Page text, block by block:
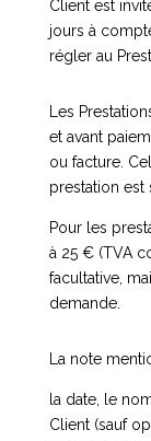
Client est
jours à
régler au
Les
et avant
ou facture.
prestation est
Pour les
à 25 € (TVA
facultative,
demande.
La note
la date, le
Client (sauf